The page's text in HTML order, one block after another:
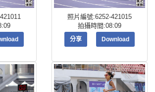
照片編號:6252-421015
拍攝時間:08:09
分享 Download